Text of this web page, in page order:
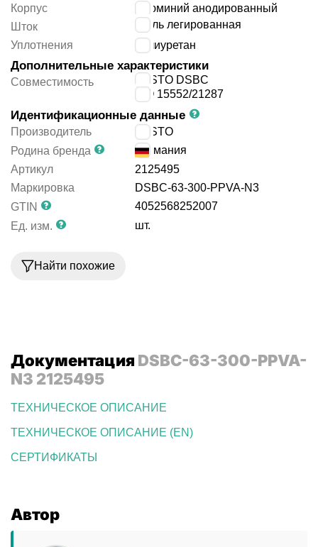
Корпус
алюминий анодированный
Шток
сталь легированная
Уплотнения
полиуретан
Дополнительные характеристики
Совместимость
FESTO DSBC
ISO 15552/21287
Идентификационные данные
Производитель
FESTO
Родина бренда
Германия
Артикул
2125495
Маркировка
DSBC-63-300-PPVA-N3
GTIN
4052568252007
Ед. изм.
шт.
Найти похожие
Документация DSBC-63-300-PPVA-
N3 2125495
ТЕХНИЧЕСКОЕ ОПИСАНИЕ
ТЕХНИЧЕСКОЕ ОПИСАНИЕ (EN)
СЕРТИФИКАТЫ
Автор